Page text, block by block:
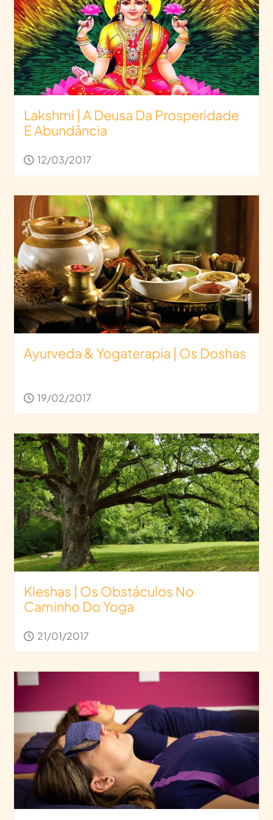
Lakshmi | A Deusa Da Prosperidade
E Abundância
12/03/2017
Ayurveda & Yogaterapia | Os Doshas
19/02/2017
Kleshas | Os Obstáculos No
Caminho Do Yoga
21/01/2017